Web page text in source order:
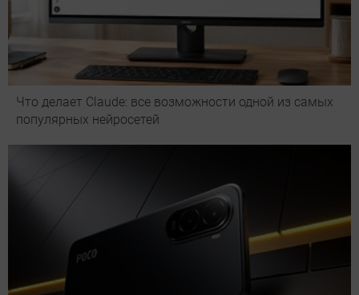
Что делает Сlaude: все возможности одной из самых
популярных нейросетей